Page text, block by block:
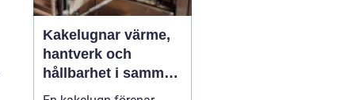
Kakelugnar värme,
hantverk och
hållbarhet i samma
eldstad